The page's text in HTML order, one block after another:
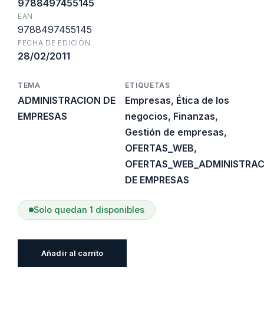
$44.000.
9788497455145
EAN
9788497455145
FECHA DE EDICIÓN
28/02/2011
TEMA
ADMINISTRACION DE
EMPRESAS
ETIQUETAS
Empresas, Ética de los
negocios, Finanzas,
Gestión de empresas,
OFERTAS_WEB,
DE EMPRESAS
Solo quedan 1 disponibles
Añadir al carrito